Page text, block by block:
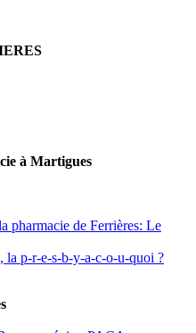
à Martigues
pharmacie de Ferrières: Le
la p-r-e-s-b-y-a-c-o-u-quoi ?